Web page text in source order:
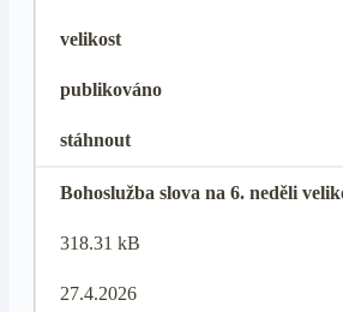
velikost
publikováno
stáhnout
Bohoslužba slova na 6. neděli
318.31 kB
27.4.2026